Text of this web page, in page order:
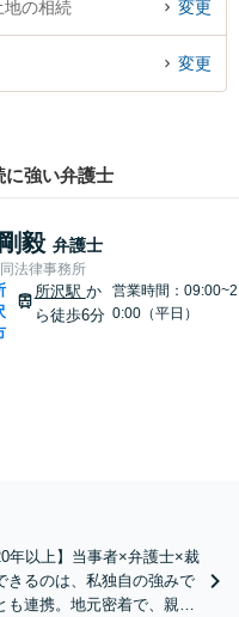
地の相続 変更
変更
強い弁護士
毅 弁護士
法律事務所
所沢駅 か
ら徒歩6分
営業時間：09:00~2
0:00（平日）
年以上】当事者×弁護士×裁
きるのは、私独自の強みで
連携。地元密着で、親切